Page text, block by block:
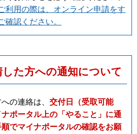
利用の際は、オンライン申請をす
確認ください。
た方への通知について
の連絡は、 交付日（受取可能
ポータル上の「やること」に通
順でマイナポータルの確認をお願